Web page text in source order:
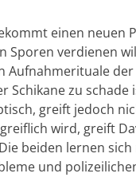
einen neuen
Sporen verdienen
Aufnahmerituale
Schikane zu
greift jedoch
wird, greift
beiden lernen
und